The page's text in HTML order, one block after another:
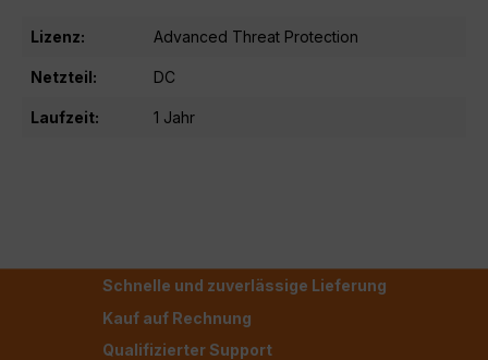
Lizenz: Advanced Threat Protection
Netzteil: DC
Laufzeit: 1 Jahr
Schnelle und zuverlässige Lieferung
Kauf auf Rechnung
Qualifizierter Support